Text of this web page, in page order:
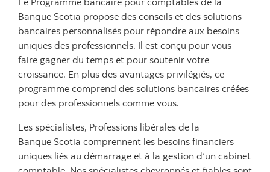
Banque Scotia propose des conseils et des solutions
bancaires personnalisés pour répondre aux besoins
uniques des professionnels. Il est conçu pour vous
faire gagner du temps et pour soutenir votre
croissance. En plus des avantages privilégiés, ce
programme comprend des solutions bancaires créées
pour des professionnels comme vous.
Les spécialistes, Professions libérales de la
Banque Scotia comprennent les besoins financiers
uniques liés au démarrage et à la gestion d’un cabinet